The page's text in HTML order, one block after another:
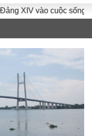
vào cuộc sống